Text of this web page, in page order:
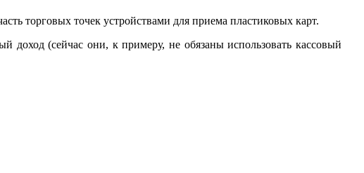
торговых точек устройствами для приема пластиковых карт.
доход (сейчас они, к примеру, не обязаны использовать кассовый